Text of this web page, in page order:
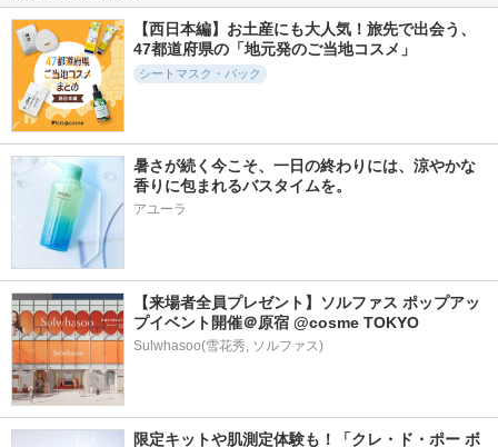
ピュレア
5.3
5番 白玉グルタチオ
ンCふりかけマスク
ナンバーズイン(numb
uzin)
5.6
17370件
スキンクリア クレ
5.3
13642件
5.1
2246件
セルメイジング ビ
タC ブライトニング
スク
マスク
【西日本編】お土産にも大人気！旅先で出会う、
47都道府県の「地元発のご当地コスメ」
シートマスク・パック
暑さが続く今こそ、一日の終わりには、涼やかな
香りに包まれるバスタイムを。
アユーラ
【来場者全員プレゼント】ソルファス ポップアッ
プイベント開催＠原宿 @cosme TOKYO
Sulwhasoo(雪花秀, ソルファス)
限定キットや肌測定体験も！「クレ・ド・ポー ボ